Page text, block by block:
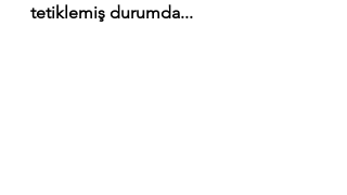
tetiklemiş durumda...